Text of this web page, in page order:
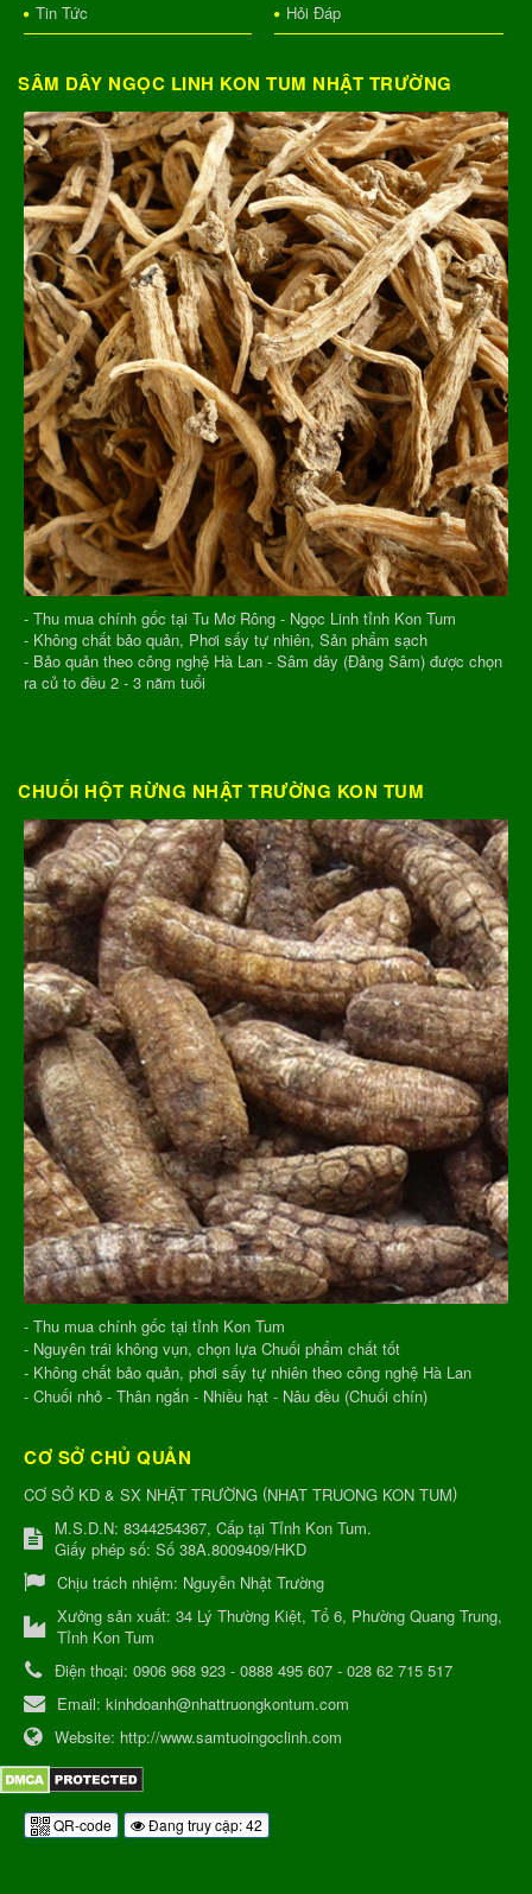
Tin Tức
Hỏi Đáp
SÂM DÂY NGỌC LINH KON TUM NHẬT TRƯỜNG
- Thu mua chính gốc tại Tu Mơ Rông - Ngọc Linh tỉnh Kon Tum
- Không chất bảo quản, Phơi sấy tự nhiên, Sản phẩm sạch
- Bảo quản theo công nghệ Hà Lan - Sâm dây (Đảng Sâm) được chọn
ra củ to đều 2 - 3 năm tuổi
CHUỐI HỘT RỪNG NHẬT TRƯỜNG KON TUM
- Thu mua chính gốc tại tỉnh Kon Tum
- Nguyên trái không vụn, chọn lựa Chuối phẩm chất tốt
- Không chất bảo quản, phơi sấy tự nhiên theo công nghệ Hà Lan
- Chuối nhỏ - Thân ngắn - Nhiều hạt - Nâu đều (Chuối chín)
CƠ SỞ CHỦ QUẢN
CƠ SỞ KD & SX NHẬT TRƯỜNG (NHAT TRUONG KON TUM)
M.S.D.N: 8344254367, Cấp tại Tỉnh Kon Tum.
Giấy phép số: Số 38A.8009409/HKD
Chịu trách nhiệm: Nguyễn Nhật Trường
Xưởng sản xuất: 34 Lý Thường Kiệt, Tổ 6, Phường Quang Trung,
Tỉnh Kon Tum
Điện thoại: 0906 968 923 - 0888 495 607 - 028 62 715 517
Email: kinhdoanh@nhattruongkontum.com
Website: http://www.samtuoingoclinh.com
QR-code Đang truy cập: 42